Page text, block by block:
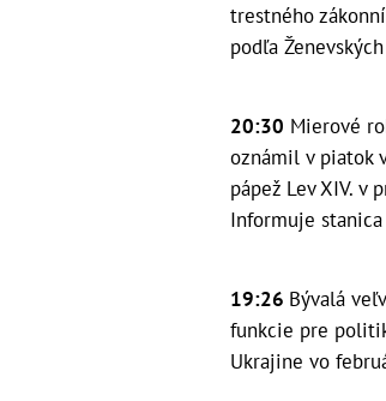
trestného
podľa
20:30 Mierové
oznámil v piatok
pápež Lev XIV. v
Informuje
19:26 Bývalá
funkcie pre
Ukrajine vo